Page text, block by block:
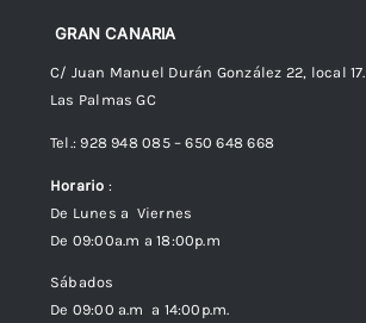
GRAN CANARIA
C/ Juan Manuel Durán González 22, local 17.
Las Palmas GC
Tel.: 928 948 085 – 650 648 668
Horario :
De Lunes a Viernes
De 09:00a.m a 18:00p.m
Sábados
De 09:00 a.m a 14:00p.m.
Preguntas frecuentes
Envíos
Política de Privacidad